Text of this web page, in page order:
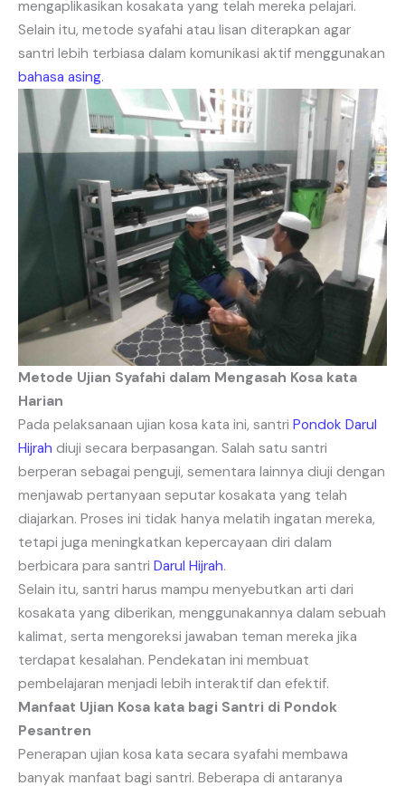
mengaplikasikan kosakata yang telah mereka pelajari.
Selain itu, metode syafahi atau lisan diterapkan agar
santri lebih terbiasa dalam komunikasi aktif menggunakan
bahasa asing.
Metode Ujian Syafahi dalam Mengasah Kosa kata
Harian
Pada pelaksanaan ujian kosa kata ini, santri Pondok Darul
Hijrah diuji secara berpasangan. Salah satu santri
berperan sebagai penguji, sementara lainnya diuji dengan
menjawab pertanyaan seputar kosakata yang telah
diajarkan. Proses ini tidak hanya melatih ingatan mereka,
tetapi juga meningkatkan kepercayaan diri dalam
berbicara para santri Darul Hijrah.
Selain itu, santri harus mampu menyebutkan arti dari
kosakata yang diberikan, menggunakannya dalam sebuah
kalimat, serta mengoreksi jawaban teman mereka jika
terdapat kesalahan. Pendekatan ini membuat
pembelajaran menjadi lebih interaktif dan efektif.
Manfaat Ujian Kosa kata bagi Santri di Pondok
Pesantren
Penerapan ujian kosa kata secara syafahi membawa
banyak manfaat bagi santri. Beberapa di antaranya